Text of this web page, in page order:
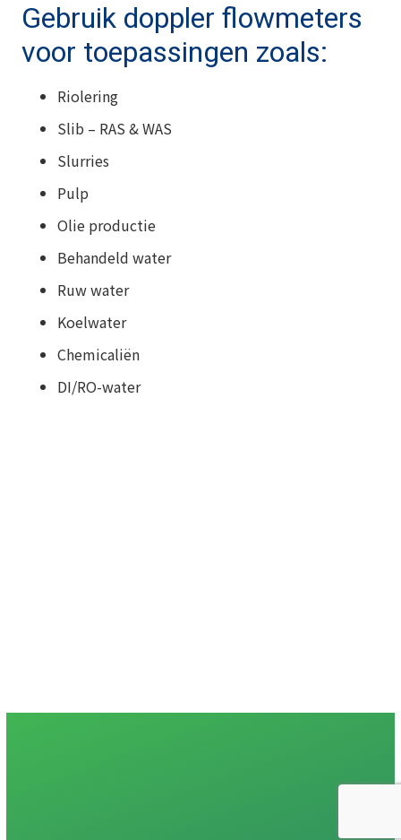
Gebruik doppler flowmeters
voor toepassingen zoals:
Riolering
Slib – RAS & WAS
Slurries
Pulp
Olie productie
Behandeld water
Ruw water
Koelwater
Chemicaliën
DI/RO-water